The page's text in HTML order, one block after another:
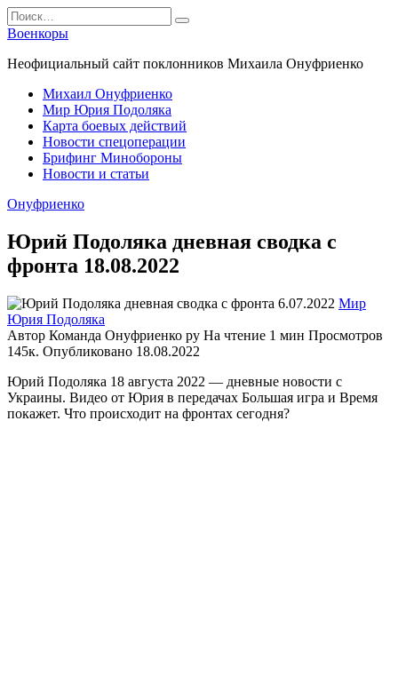
Перейти
к
содержанию
Search
for:
Военкоры
Неофициальный сайт поклонников Михаила Онуфриенко
Михаил Онуфриенко
Мир Юрия Подоляка
Карта боевых действий
Новости спецоперации
Брифинг Минобороны
Новости и статьи
Онуфриенко
Юрий Подоляка дневная сводка с
фронта 18.08.2022
Мир
Юрия Подоляка
Автор Команда Онуфриенко ру На чтение 1 мин Просмотров
145к. Опубликовано 18.08.2022
Юрий Подоляка 18 августа 2022 — дневные новости с
Украины. Видео от Юрия в передачах Большая игра и Время
покажет. Что происходит на фронтах сегодня?